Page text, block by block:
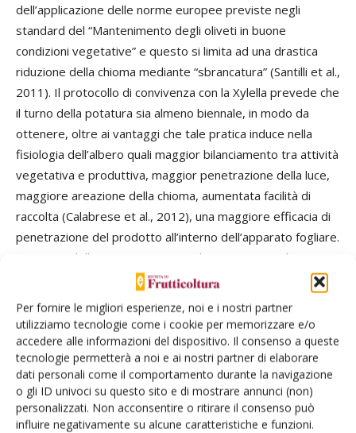
Per fornire le migliori esperienze, noi e i nostri partner
utilizziamo tecnologie come i cookie per memorizzare e/o
accedere alle informazioni del dispositivo. Il consenso a queste
tecnologie permetterà a noi e ai nostri partner di elaborare
dati personali come il comportamento durante la navigazione
o gli ID univoci su questo sito e di mostrare annunci (non)
personalizzati. Non acconsentire o ritirare il consenso può
influire negativamente su alcune caratteristiche e funzioni.
dell’applicazione delle norme europee previste negli
standard del “Mantenimento degli oliveti in buone
condizioni vegetative” e questo si limita ad una drastica
riduzione della chioma mediante “sbrancatura” (Santilli et al.,
2011). Il protocollo di convivenza con la Xylella prevede che
il turno della potatura sia almeno biennale, in modo da
ottenere, oltre ai vantaggi che tale pratica induce nella
fisiologia dell’albero quali maggior bilanciamento tra attività
vegetativa e produttiva, maggior penetrazione della luce,
maggiore areazione della chioma, aumentata facilità di
raccolta (Calabrese et al., 2012), una maggiore efficacia di
penetrazione del prodotto all’interno dell’apparato fogliare.
A seguito della sperimentazione di pieno campo, il
protocollo è stato adottato da numerose aziende olivicole
possibile individuare due diverse situazioni: a) aziende che
hanno adottato il protocollo da quattro anni e che si
trovano in piena produzione; b) aziende che stanno
recuperando gli oliveti danneggiati dalla malattia nel corso
degli ultimi due anni.